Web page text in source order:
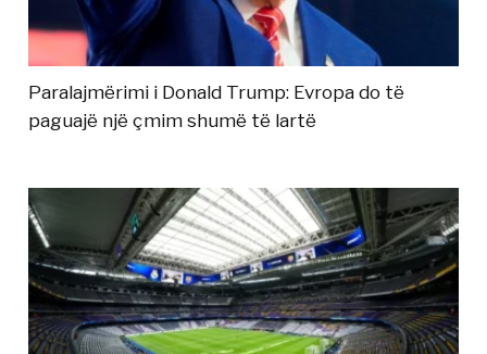
Paralajmërimi i Donald Trump: Evropa do të
paguajë një çmim shumë të lartë